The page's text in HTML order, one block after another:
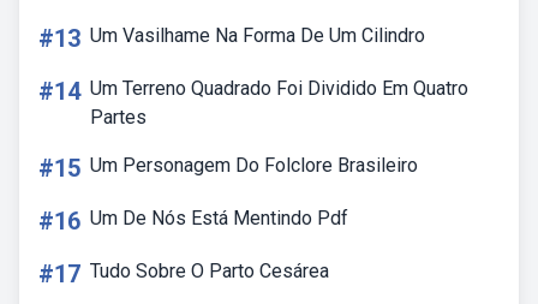
#13 Um Vasilhame Na Forma De Um Cilindro
#14 Um Terreno Quadrado Foi Dividido Em Quatro
Partes
#15 Um Personagem Do Folclore Brasileiro
#16 Um De Nós Está Mentindo Pdf
#17 Tudo Sobre O Parto Cesárea